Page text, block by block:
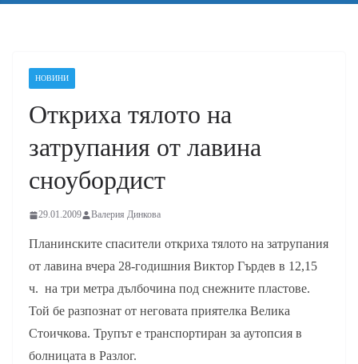
НОВИНИ
Откриха тялото на
затрупания от лавина
сноубордист
29.01.2009 Валерия Динкова
Планинските спасители откриха тялото на затрупания
от лавина вчера 28-годишния Виктор Гърдев в 12,15
ч. на три метра дълбочина под снежните пластове.
Той бе разпознат от неговата приятелка Велика
Стоичкова. Трупът е транспортиран за аутопсия в
болницата в Разлог.